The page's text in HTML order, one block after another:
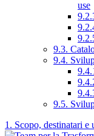
use
9.3.
9.4.
9.5.
1. Scopo, destinatari e